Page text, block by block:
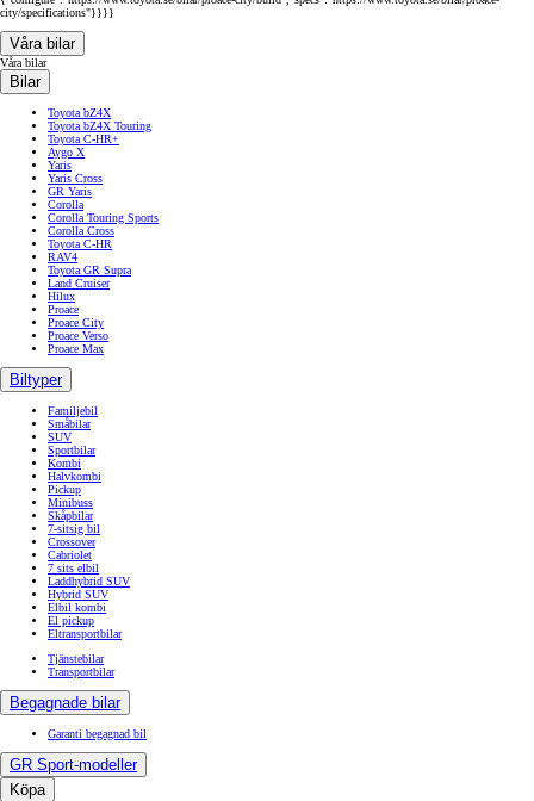
city/specifications"}}}}
Våra bilar
Våra bilar
Bilar
Toyota bZ4X
Toyota bZ4X Touring
Toyota C-HR+
Aygo X
Yaris
Yaris Cross
GR Yaris
Corolla
Corolla Touring Sports
Corolla Cross
Toyota C-HR
RAV4
Toyota GR Supra
Land Cruiser
Hilux
Proace
Proace City
Proace Verso
Proace Max
Biltyper
Familjebil
Småbilar
SUV
Sportbilar
Kombi
Halvkombi
Pickup
Minibuss
Skåpbilar
7-sitsig bil
Crossover
Cabriolet
7 sits elbil
Laddhybrid SUV
Hybrid SUV
Elbil kombi
El pickup
Eltransportbilar
Tjänstebilar
Transportbilar
Begagnade bilar
Garanti begagnad bil
GR Sport-modeller
Köpa